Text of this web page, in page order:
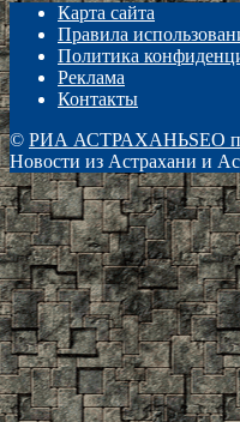
Карта сайта
Правила
Политика
Реклама
Контакты
© РИА АСТРАХАНЬSEO
Новости из Астрахани и